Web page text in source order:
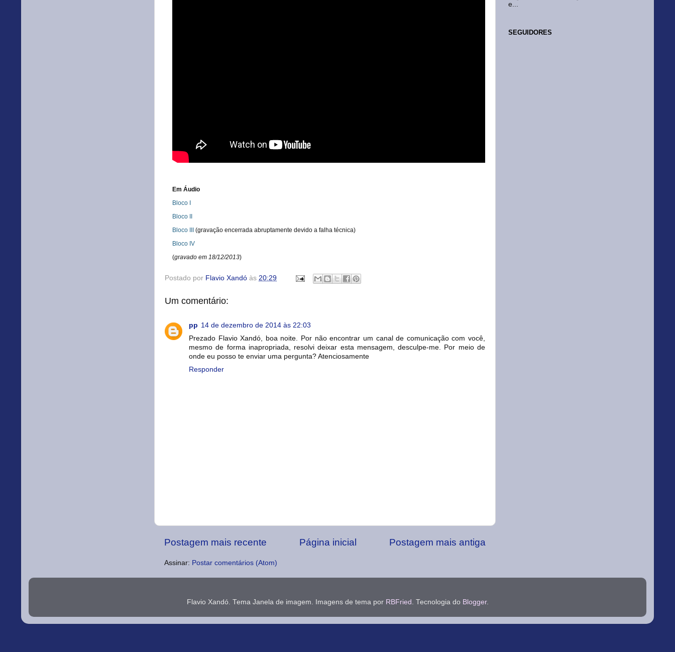
Em Áudio
Bloco I
Bloco II
Bloco III
(gravação encerrada abruptamente devido a falha técnica)
Bloco IV
(gravado em 18/12/2013)
Postado por Flavio Xandó às 20:29
Um comentário:
pp 14 de dezembro de 2014 às 22:03
Prezado Flavio Xandó, boa noite. Por não encontrar um canal de comunicação com você,
mesmo de forma inapropriada, resolvi deixar esta mensagem, desculpe-me. Por meio de
onde eu posso te enviar uma pergunta? Atenciosamente
Responder
Postagem mais recente Postagem mais antiga
Página inicial
Assinar: Postar comentários (Atom)
e...
SEGUIDORES
Flavio Xandó. Tema Janela de imagem. Imagens de tema por RBFried . Tecnologia do Blogger.